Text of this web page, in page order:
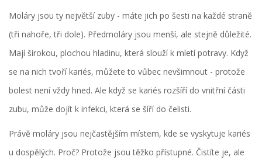
Moláry jsou ty největší zuby - máte jich po šesti na každé straně
(tři nahoře, tři dole). Předmoláry jsou menší, ale stejně důležité.
Mají širokou, plochou hladinu, která slouží k mletí potravy. Když
se na nich tvoří kariés, můžete to vůbec nevšimnout - protože
bolest není vždy hned. Ale když se kariés rozšíří do vnitřní části
zubu, může dojít k infekci, která se šíří do čelisti.
Právě moláry jsou nejčastějším místem, kde se vyskytuje kariés
u dospělých. Proč? Protože jsou těžko přístupné. Čistíte je, ale